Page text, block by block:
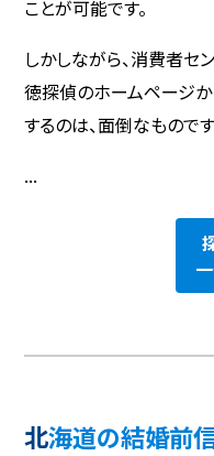
ことが可能です。
しかしながら、消費者セ
徳探偵のホームページ
するのは、面倒なものです
...
北海道の結婚前